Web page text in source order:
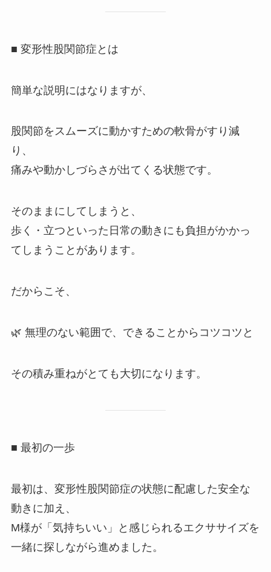
■ 変形性股関節症とは
簡単な説明にはなりますが、
股関節をスムーズに動かすための軟骨がすり減
り、
痛みや動かしづらさが出てくる状態です。
そのままにしてしまうと、
歩く・立つといった日常の動きにも負担がかかっ
てしまうことがあります。
だからこそ、
🌿 無理のない範囲で、できることからコツコツと
その積み重ねがとても大切になります。
■ 最初の一歩
最初は、変形性股関節症の状態に配慮した安全な
動きに加え、
M様が「気持ちいい」と感じられるエクササイズを
一緒に探しながら進めました。